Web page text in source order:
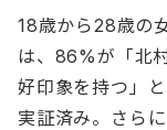
18歳から28歳の
は、86%が「北
好印象を持つ」
実証済み。さら